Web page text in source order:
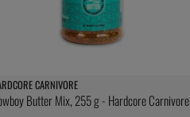
CARNIVORE
Butter Mix, 255 g - Hardcore Carnivore